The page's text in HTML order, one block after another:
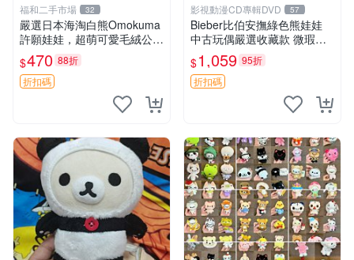
福和二手市場 32
嚴選日本海淘白熊Omokuma
許願娃娃，超萌可愛毛絨公仔
推薦收藏 白熊 Omokuma 毛
絨玩具 偽裝娃娃 玩具擺飾
$470 88折
折扣碼
影視動漫CD專輯DVD 57
Bieber比伯安撫綠色熊娃娃
中古玩偶嚴選收藏款 微瑕輕
度使用 Bieber綠熊娃娃 中古
玩偶 微瑕
$1,059 95折
折扣碼